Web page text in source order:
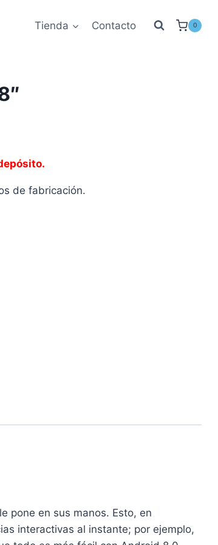
Tienda Contacto 0
de fabricación.
pone en sus manos. Esto, en
interactivas al instante; por ejemplo,